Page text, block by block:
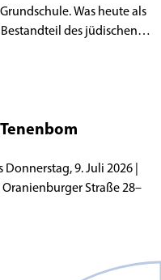
Was heute als
des jüdischen
Jahren unter
Hintergrund eines
bereits 1983 die Idee, eine
|